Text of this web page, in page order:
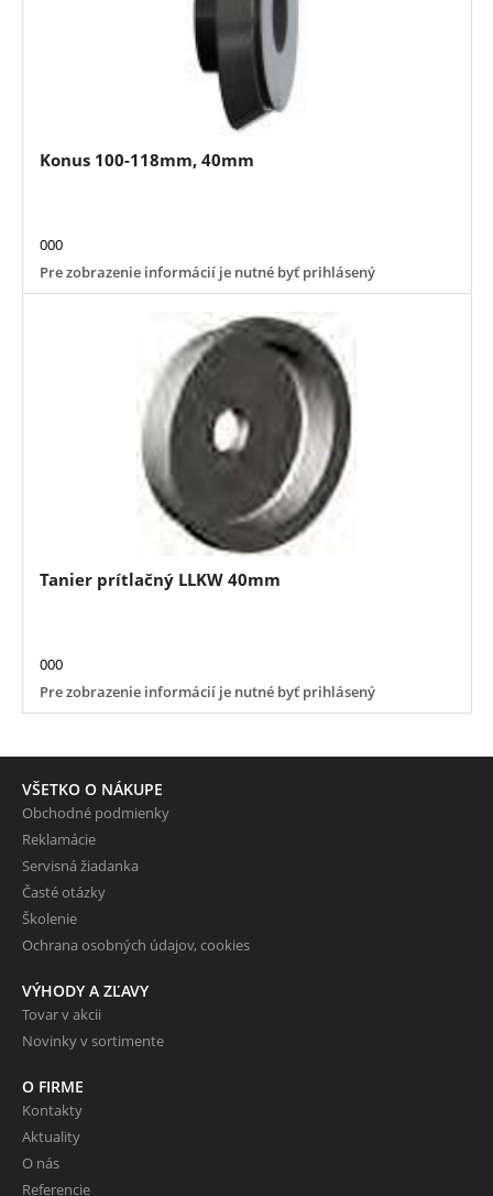
Konus 100-118mm, 40mm
000
Pre zobrazenie informácií je nutné byť prihlásený
Tanier prítlačný LLKW 40mm
000
Pre zobrazenie informácií je nutné byť prihlásený
VŠETKO O NÁKUPE
Obchodné podmienky
Reklamácie
Servisná žiadanka
Časté otázky
Školenie
Ochrana osobných údajov, cookies
VÝHODY A ZĽAVY
Tovar v akcii
Novinky v sortimente
O FIRME
Kontakty
Aktuality
O nás
Referencie